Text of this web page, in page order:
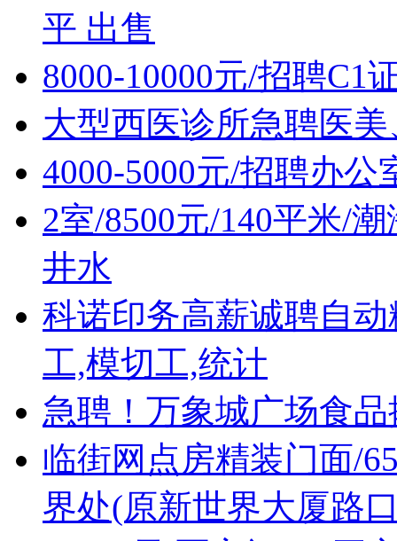
平 出售
8000-10000元/招聘C1
大型西医诊所急聘医
4000-5000元/招聘办公
2室/8500元/140平米/
井水
科诺印务高薪诚聘自
工,模切工,统计
急聘！万象城广场食
临街网点房精装门面/
界处(原新世界大厦路